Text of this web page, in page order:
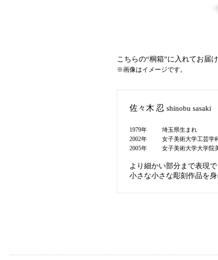
こちらの“桐箱”に入れてお届
※画像はイメージです。
佐々木 忍 shinobu sasaki
1979年
埼玉県生まれ
2002年
女子美術大学工芸学
2005年
女子美術大学大学院
より細かい部分まで表現
小さな小さな彫刻作品を